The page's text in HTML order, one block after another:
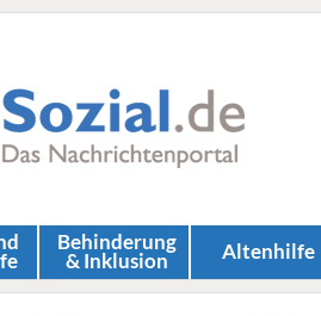
Behinderung
& Inklusion Altenhilfe